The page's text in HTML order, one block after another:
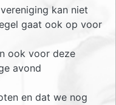
kan niet
gaat ook op voor
ook voor deze
avond
en dat we nog